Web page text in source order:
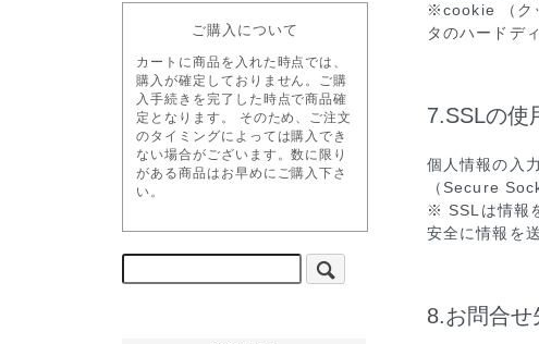
※cookie （ク
タのハードデ
7.SSLの使
個人情報の入
（Secure
※ SSLは情報
安全に情報を
8.お問合せ
ご購入について
カートに商品を入れた時点では、
購入が確定しておりません。ご購
入手続きを完了した時点で商品確
定となります。 そのため、ご注文
のタイミングによっては購入でき
ない場合がございます。数に限り
がある商品はお早めにご購入下さ
い。